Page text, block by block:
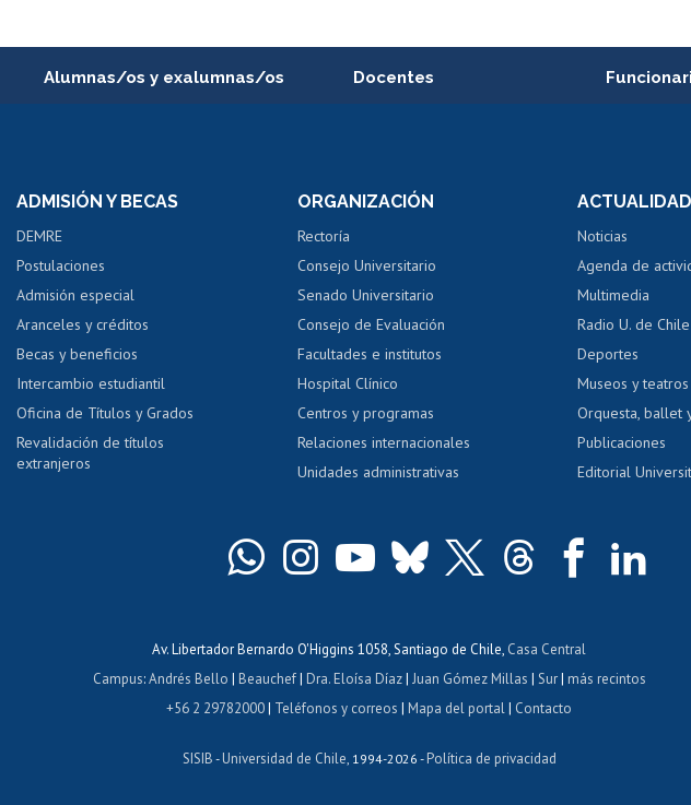
Alumnas/os y exalumnas/os
Servicio médico y dental
Pago de arancel y crédito alumnos
Pago de arancel y crédito exalumnos
Certificado de títulos y grados
Docentes
Perfeccionamiento
Evaluación docente
Calificación académica
Postulación al AUCAI
Portal de
Certificado
Certificado
Mi Uchile Ayuda tecnológica Tarjeta TUI Acoso
ADMISIÓN Y BECAS
DEMRE
Postulaciones
Admisión especial
Aranceles y créditos
Becas y beneficios
Intercambio estudiantil
Oficina de Títulos y Grados
Revalidación de títulos
extranjeros
ORGANIZACIÓN
Rectoría
Consejo Universitario
Senado Universitario
Consejo de Evaluación
Facultades e institutos
Hospital Clínico
Centros y programas
Relaciones internacionales
Unidades administrativas
Noticias
Agenda de
Multimedia
Radio U. de Chile
Deportes
Museos y teatros
Orquesta, ballet
Publicaciones
Editorial
Av. Libertador Bernardo O'Higgins 1058, Santiago de Chile, Casa Central
Campus:Andrés Bello | Beauchef| Dra. Eloísa Díaz| Juan Gómez Millas | Sur| más recintos
+56 2 29782000| Teléfonos y correos |Mapa del portal| Contacto
SISIB -Universidad de Chile , 1994-2026 -Política de privacidad